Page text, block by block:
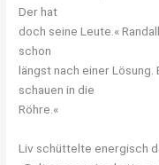
Der hat
doch seine Leute.«
schon
längst nach einer
schauen in die
Röhre.«
Liv schüttelte energisch